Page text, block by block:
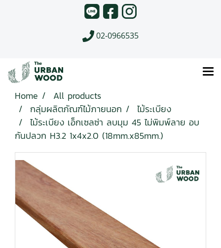
02-0966535
Home
All products
กลุ่มผลิตภัณฑ์ไม้ภายนอก
ไม้ระเบียง
ไม้ระเบียง เอ็กเซลซ่า ลบมุม 45 ไม่พิมพ์ลาย อบ
กันปลวก H3.2 1x4x2.0 (18mm.x85mm.)